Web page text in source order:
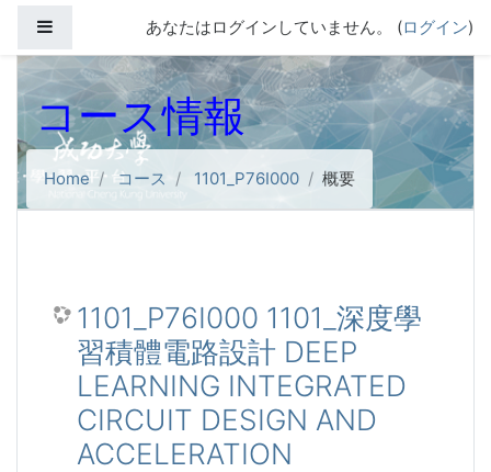
サイドパネルあなたはログインしていません。 (ログイン)
コース情報
Home コース 1101_P76I000 概要
1101_P76I000 1101_深度學
習積體電路設計 DEEP
LEARNING INTEGRATED
CIRCUIT DESIGN AND
ACCELERATION